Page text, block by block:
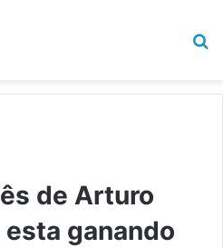
de Arturo
ganando